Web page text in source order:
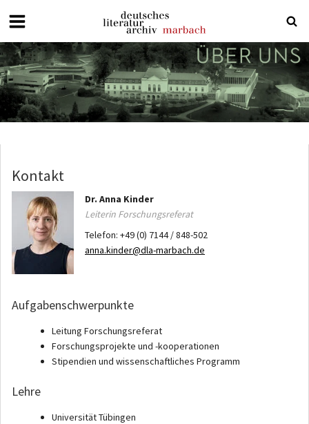
Deutsches
Literaturarchiv
Marbach
Kontakt
Dr. Anna Kinder
Leiterin Forschungsreferat
Telefon: +49 (0) 7144 / 848-502
anna.kinder@dla-marbach.de
Aufgabenschwerpunkte
Leitung Forschungsreferat
Forschungsprojekte und -kooperationen
Stipendien und wissenschaftliches Programm
Lehre
Universität Tübingen